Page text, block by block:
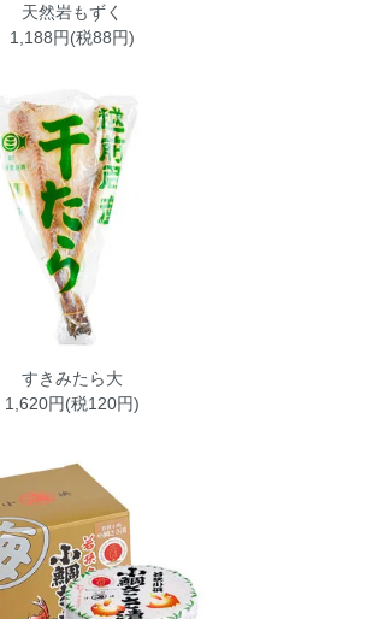
天然岩もずく
1,188円(税88円)
すきみたら大
1,620円(税120円)